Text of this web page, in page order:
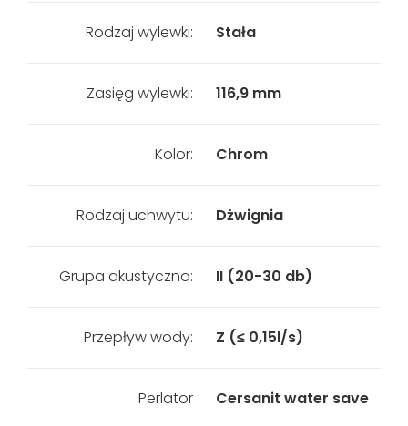
Rodzaj wylewki: Stała
Zasięg wylewki: 116,9 mm
Kolor: Chrom
Rodzaj uchwytu: Dżwignia
Grupa akustyczna: II (20-30 db)
Przepływ wody: Z (≤ 0,15l/s)
Perlator Cersanit water save